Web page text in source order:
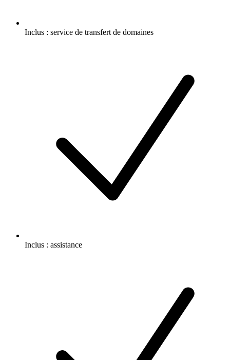
Inclus : service de transfert de domaines
Inclus : assistance